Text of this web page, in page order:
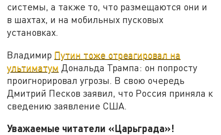
системы, а также то, что размещаются они и
в шахтах, и на мобильных пусковых
установках.
Владимир Путин тоже отреагировал на
ультиматум Дональда Трампа: он попросту
проигнорировал угрозы. В свою очередь
Дмитрий Песков заявил, что Россия приняла к
сведению заявление США.
Уважаемые читатели «Царьграда»!